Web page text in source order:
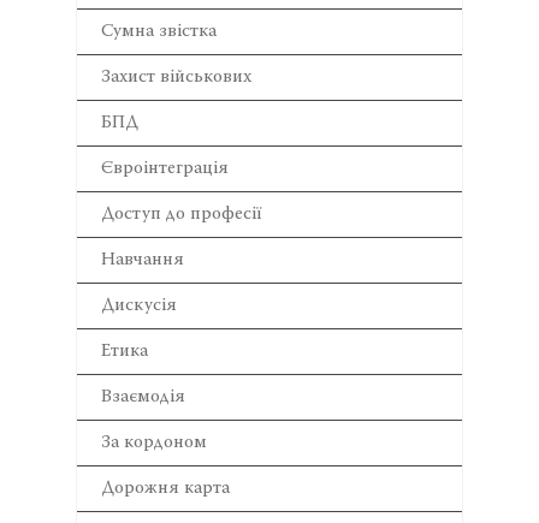
Сумна звістка
Захист військових
БПД
Євроінтеграція
Доступ до професії
Навчання
Дискусія
Етика
Взаємодія
За кордоном
Дорожня карта